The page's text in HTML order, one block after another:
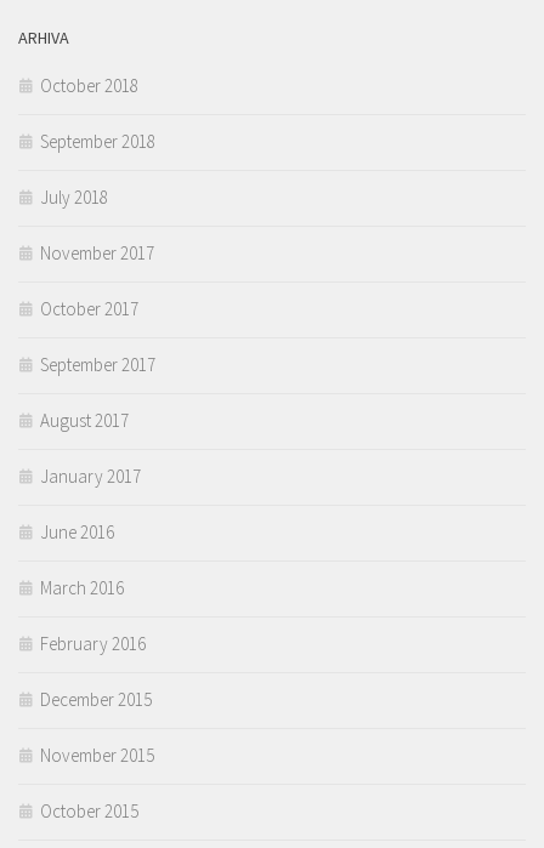
ARHIVA
October 2018
September 2018
July 2018
November 2017
October 2017
September 2017
August 2017
January 2017
June 2016
March 2016
February 2016
December 2015
November 2015
October 2015